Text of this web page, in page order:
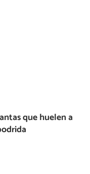
que huelen a